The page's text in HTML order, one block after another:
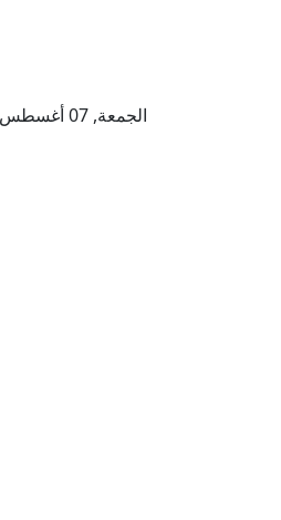
الجمعة, 07 أغسطس 2026 – 24 صفر 1448 هـ